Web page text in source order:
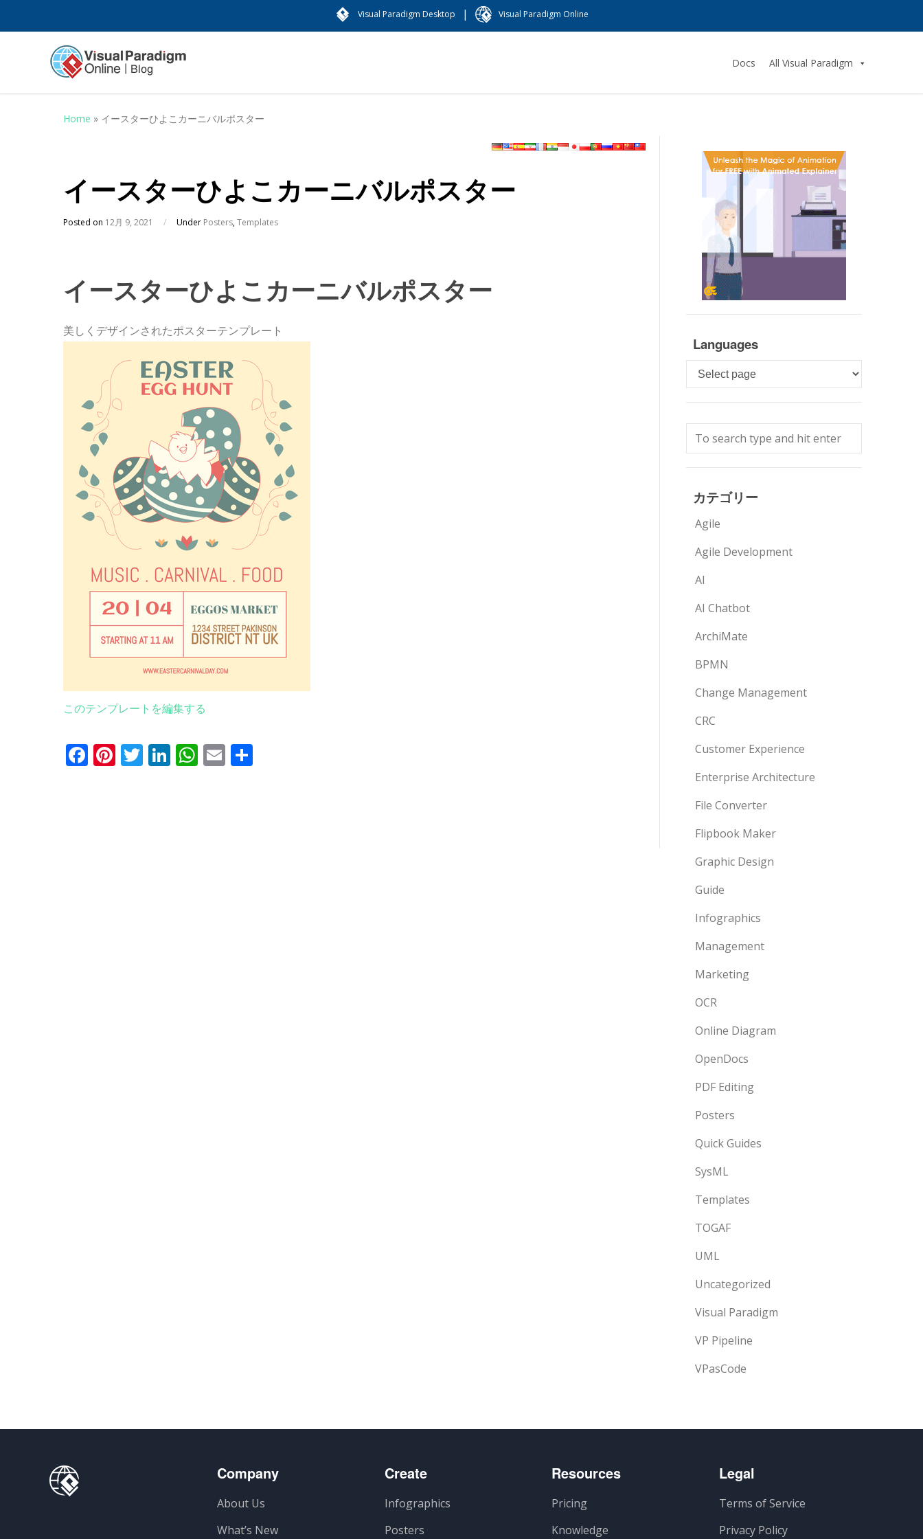
Visual Paradigm Desktop | Visual Paradigm Online
Docs All Visual Paradigm
Home » イースターひよこカーニバルポスター
イースターひよこカーニバルポスター
Posted on 12月 9, 2021 / Under Posters,Templates
イースターひよこカーニバルポスター
美しくデザインされたポスターテンプレート
このテンプレートを編集する
Facebook
Pinterest
Twitter
LinkedIn
WhatsApp
Email
Languages
Languages
カテゴリー
Agile
Agile Development
AI
AI Chatbot
ArchiMate
BPMN
Change Management
CRC
Customer Experience
Enterprise Architecture
File Converter
Flipbook Maker
Graphic Design
Guide
Infographics
Management
Marketing
OCR
Online Diagram
OpenDocs
PDF Editing
Posters
Quick Guides
SysML
Templates
TOGAF
UML
Uncategorized
Visual Paradigm
VP Pipeline
VPasCode
Company
About Us
What’s New
Create
Infographics
Posters
Resources
Pricing
Knowledge
Legal
Terms of Service
Privacy Policy